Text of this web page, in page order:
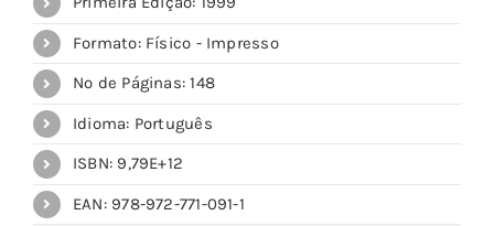
Formato: Físico - Impresso
Nº de Páginas: 148
Idioma: Português
ISBN: 9,79E+12
EAN: 978-972-771-091-1